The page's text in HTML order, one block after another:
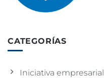
CATEGORÍAS
Iniciativa empresarial